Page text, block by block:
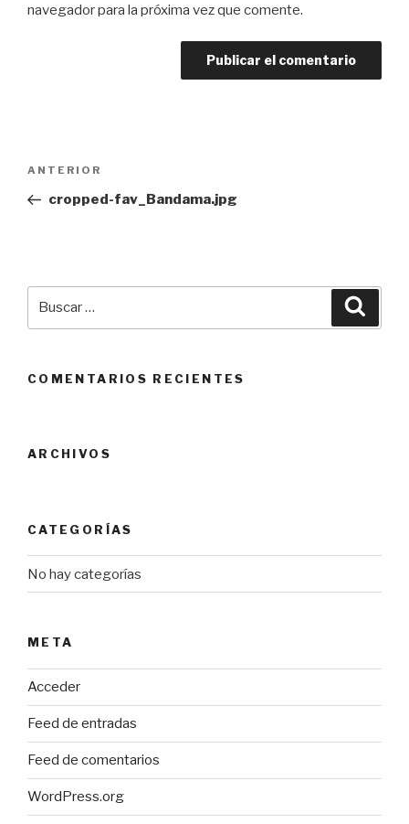
navegador para la próxima vez que comente.
Navegación
entradas
Entrada
anterior:
ANTERIOR
cropped-fav_Bandama.jpg
COMENTARIOS RECIENTES
ARCHIVOS
CATEGORÍAS
No hay categorías
META
Acceder
Feed de entradas
Feed de comentarios
WordPress.org